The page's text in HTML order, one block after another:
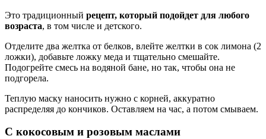
Это традиционный рецепт, который подойдет для любого
возраста, в том числе и детского.
Отделите два желтка от белков, влейте желтки в сок лимона (2
ложки), добавьте ложку меда и тщательно смешайте.
Подогрейте смесь на водяной бане, но так, чтобы она не
подгорела.
Теплую маску наносить нужно с корней, аккуратно
распределяя до кончиков. Оставляем на час, а потом смываем.
С кокосовым и розовым маслами